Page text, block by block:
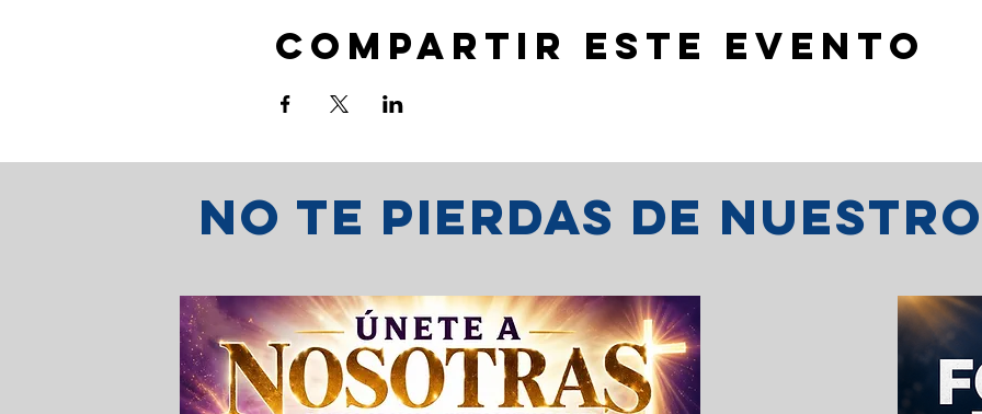
Compartir este evento
No te pierdas de